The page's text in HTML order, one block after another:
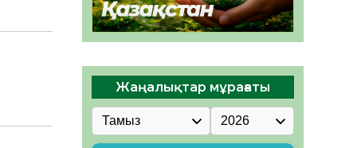
Жаңалықтар мұрағаты